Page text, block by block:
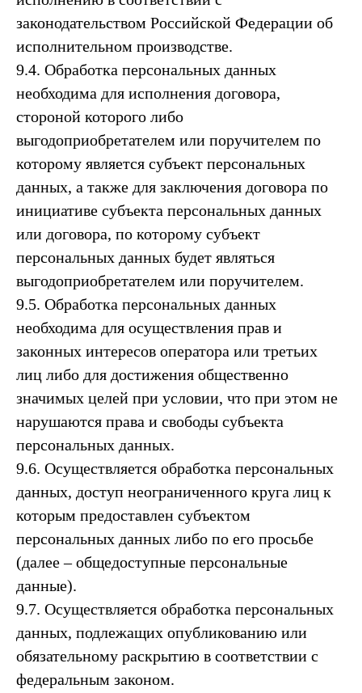
законодательством Российской Федерации об
исполнительном производстве.
9.4. Обработка персональных данных
необходима для исполнения договора,
стороной которого либо
выгодоприобретателем или поручителем по
которому является субъект персональных
данных, а также для заключения договора по
инициативе субъекта персональных данных
или договора, по которому субъект
персональных данных будет являться
выгодоприобретателем или поручителем.
9.5. Обработка персональных данных
необходима для осуществления прав и
законных интересов оператора или третьих
лиц либо для достижения общественно
значимых целей при условии, что при этом не
нарушаются права и свободы субъекта
персональных данных.
9.6. Осуществляется обработка персональных
данных, доступ неограниченного круга лиц к
которым предоставлен субъектом
персональных данных либо по его просьбе
(далее – общедоступные персональные
данные).
9.7. Осуществляется обработка персональных
данных, подлежащих опубликованию или
обязательному раскрытию в соответствии с
федеральным законом.